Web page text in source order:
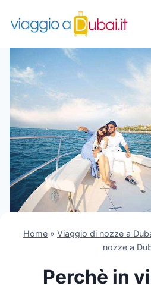
Home » Viaggio di nozze a
nozze a
Perchè in